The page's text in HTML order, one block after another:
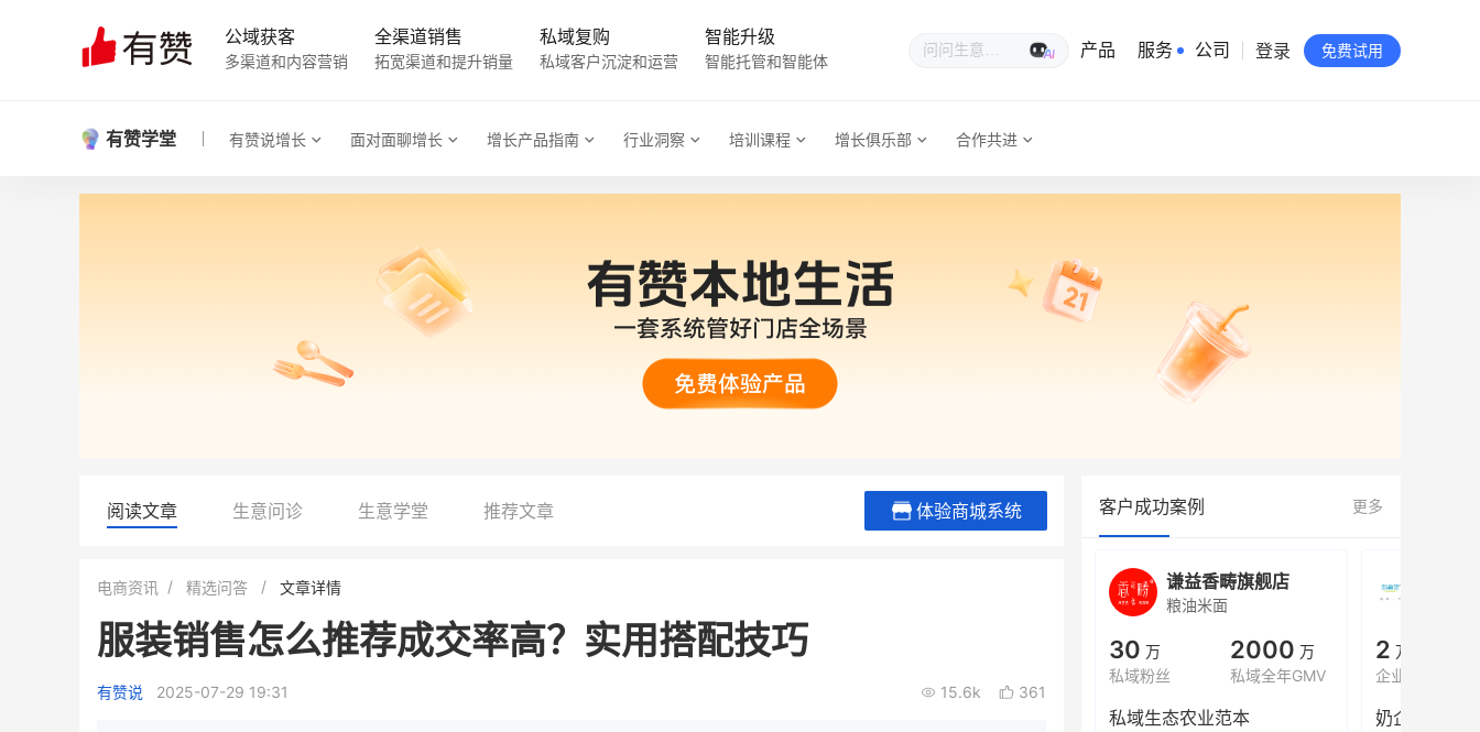
公域获客
多渠道和内容营销
全渠道销售
拓宽渠道和提升销量
私域复购
私域客户沉淀和运营
智能升级
智能托管和智能体
生意专家
产品 服务 公司
有赞公益
站点地图
登录 免费试用
有赞学堂 有赞说增长 面对面聊增长 增长产品指南 行业洞察 培训课程 增长俱乐部 合作共进
阅读文章 生意问诊 生意学堂 推荐文章 体验商城系统
电商资讯 精选问答 文章详情
服装销售怎么推荐成交率高？实用搭配技巧
有赞说 2025-07-29 19:31 15.6k 361
客户成功案例 更多
小鹿蓝蓝会员
+
7900 万
母婴
200 万
200 %
白帝牛奶旗舰店
小吃快餐
2 万人
900 万
年销售额
奶企靠企业微信销售额翻8倍
80%
复购率
国民品牌副